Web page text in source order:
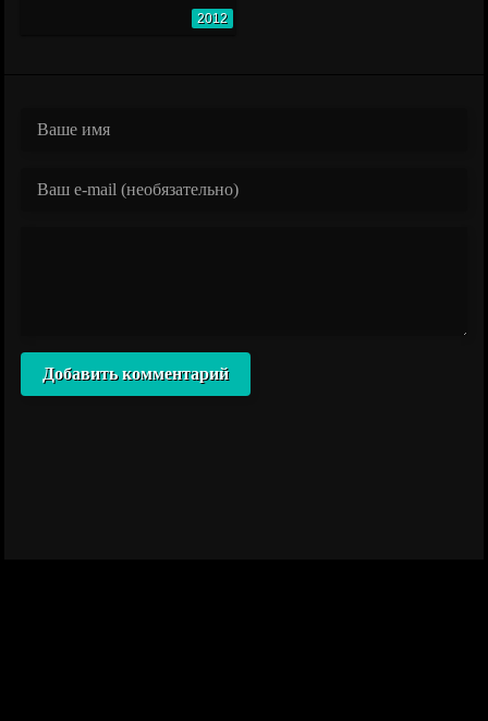
2012
Добавить комментарий